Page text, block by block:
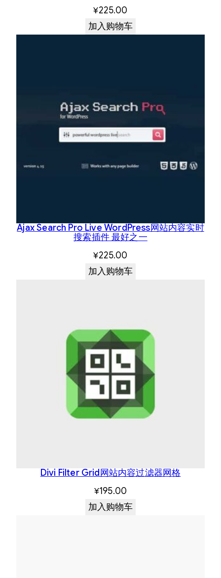
¥225.00
加入购物车
Ajax Search Pro Live WordPress网站内容实时
搜索插件 最好之一
¥225.00
加入购物车
Divi Filter Grid网站内容过滤器网格
¥195.00
加入购物车